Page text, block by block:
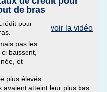
de bras
voir la vidéo
pour
pas les
baissent,
et
plus élevés
avaient atteint leur plus bas